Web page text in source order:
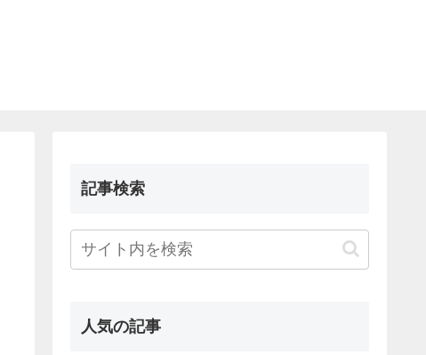
記事検索
人気の記事